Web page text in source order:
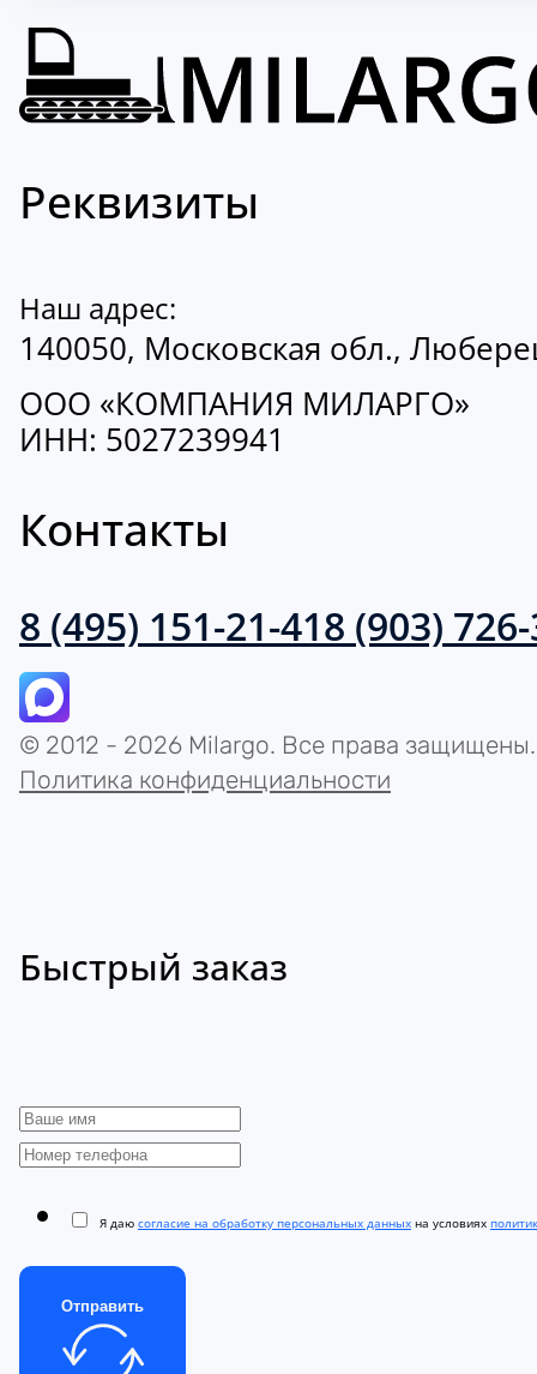
Реквизиты
Наш адрес:
140050, Московская обл.,
ООО «КОМПАНИЯ МИЛАРГО»
ИНН: 5027239941
Контакты
8 (495) 151-21-418 (903)
© 2012 - 2026 Milargo. Все права защищены.
Политика конфиденциальности
Быстрый заказ
Я даю согласие на обработку персональных данных на условиях
Отправить